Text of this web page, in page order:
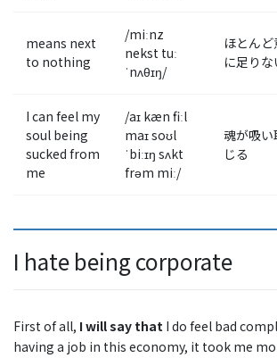
means next
to nothing
/miːnz
nekst tuː
ˈnʌθɪŋ/
ほとん
に足りな
I can feel my
soul being
sucked from
me
/aɪ kæn fiːl
maɪ soʊl
ˈbiːɪŋ sʌkt
frəm miː/
魂が吸
じる
I hate being corporate
First of all, I will say that I do feel bad
having a job in this economy, it took me